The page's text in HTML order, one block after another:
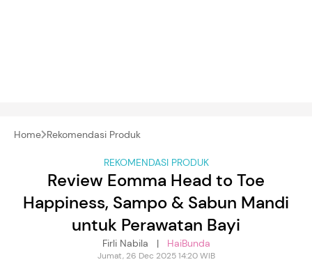
Home Rekomendasi Produk
REKOMENDASI PRODUK
Review Eomma Head to Toe
Happiness, Sampo & Sabun Mandi
untuk Perawatan Bayi
Firli Nabila | HaiBunda
Jumat, 26 Dec 2025 14:20 WIB